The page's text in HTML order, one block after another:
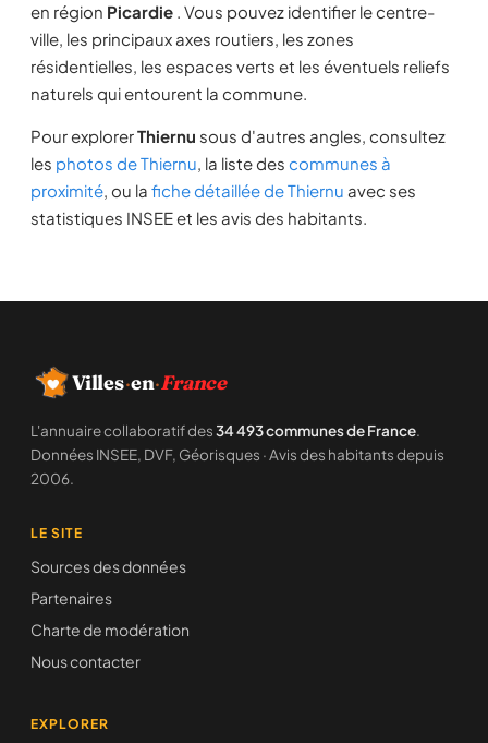
en région Picardie . Vous pouvez identifier le centre-
ville, les principaux axes routiers, les zones
résidentielles, les espaces verts et les éventuels reliefs
naturels qui entourent la commune.
Pour explorerThiernu sous d'autres angles, consultez
les photos de Thiernu, la liste des communes à
proximité, ou la fiche détaillée de Thiernu avec ses
statistiques INSEE et les avis des habitants.
Villes·en·France
L'annuaire collaboratif des34 493 communes de France.
Données INSEE, DVF, Géorisques · Avis des habitants depuis
2006.
LE SITE
Sources des données
Partenaires
Charte de modération
Nous contacter
EXPLORER